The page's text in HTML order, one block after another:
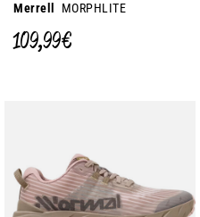
Merrell MORPHLITE
109,99 €